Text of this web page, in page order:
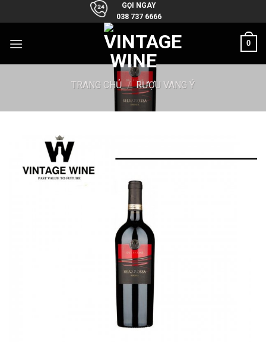
to
GỌI NGAY
038 737 6666
0
TRANG CHỦ / RƯỢU VANG Ý